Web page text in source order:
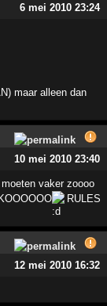
6 mei 2010 23:24
maar alleen dan
10 mei 2010 23:40
vaker zoooo
RULES
12 mei 2010 16:32